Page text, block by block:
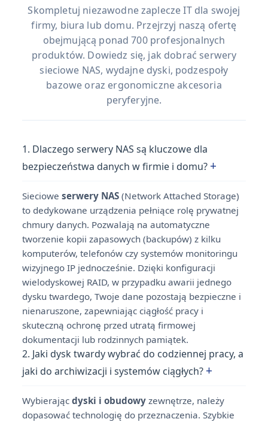
Skompletuj niezawodne zaplecze IT dla swojej
firmy, biura lub domu. Przejrzyj naszą ofertę
obejmującą ponad 700 profesjonalnych
produktów. Dowiedz się, jak dobrać serwery
sieciowe NAS, wydajne dyski, podzespoły
bazowe oraz ergonomiczne akcesoria
peryferyjne.
1. Dlaczego serwery NAS są kluczowe dla
bezpieczeństwa danych w firmie i domu? +
Sieciowe serwery NAS (Network Attached Storage)
to dedykowane urządzenia pełniące rolę prywatnej
chmury danych. Pozwalają na automatyczne
tworzenie kopii zapasowych (backupów) z kilku
komputerów, telefonów czy systemów monitoringu
wizyjnego IP jednocześnie. Dzięki konfiguracji
wielodyskowej RAID, w przypadku awarii jednego
dysku twardego, Twoje dane pozostają bezpieczne i
nienaruszone, zapewniając ciągłość pracy i
skuteczną ochronę przed utratą firmowej
dokumentacji lub rodzinnych pamiątek.
2. Jaki dysk twardy wybrać do codziennej pracy, a
jaki do archiwizacji i systemów ciągłych? +
Wybierając dyski i obudowy zewnętrze, należy
dopasować technologię do przeznaczenia. Szybkie